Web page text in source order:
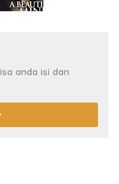
anda isi dan